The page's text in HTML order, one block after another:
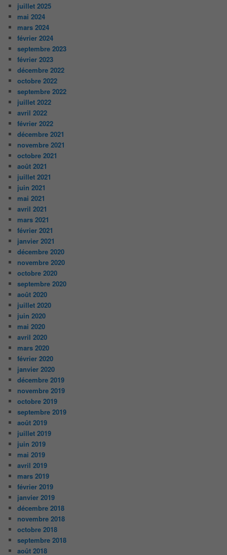
juillet 2025
mai 2024
mars 2024
février 2024
septembre 2023
février 2023
décembre 2022
octobre 2022
septembre 2022
juillet 2022
avril 2022
février 2022
décembre 2021
novembre 2021
octobre 2021
août 2021
juillet 2021
juin 2021
mai 2021
avril 2021
mars 2021
février 2021
janvier 2021
décembre 2020
novembre 2020
octobre 2020
septembre 2020
août 2020
juillet 2020
juin 2020
mai 2020
avril 2020
mars 2020
février 2020
janvier 2020
décembre 2019
novembre 2019
octobre 2019
septembre 2019
août 2019
juillet 2019
juin 2019
mai 2019
avril 2019
mars 2019
février 2019
janvier 2019
décembre 2018
novembre 2018
octobre 2018
septembre 2018
août 2018